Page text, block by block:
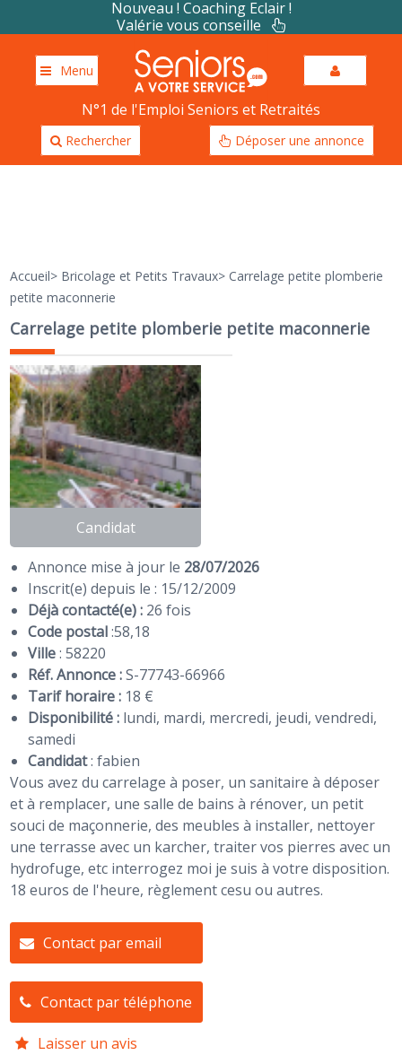
Nouveau ! Coaching Eclair !
Valérie vous conseille
Menu
N°1 de l'Emploi Seniors et Retraités
Rechercher Déposer une annonce
Accueil> Bricolage et Petits Travaux> Carrelage petite plomberie
petite maconnerie
Carrelage petite plomberie petite maconnerie
Candidat
Annonce mise à jour le 28/07/2026
Inscrit(e) depuis le : 15/12/2009
Déjà contacté(e) : 26 fois
Code postal:58,18
Ville: 58220
Réf. Annonce :S-77743-66966
Tarif horaire : 18 €
Disponibilité : lundi, mardi, mercredi, jeudi, vendredi,
samedi
Candidat:fabien
Vous avez du carrelage à poser, un sanitaire à déposer
et à remplacer, une salle de bains à rénover, un petit
souci de maçonnerie, des meubles à installer, nettoyer
une terrasse avec un karcher, traiter vos pierres avec un
hydrofuge, etc interrogez moi je suis à votre disposition.
18 euros de l'heure, règlement cesu ou autres.
Contact par email
Contact par téléphone
Laisser un avis